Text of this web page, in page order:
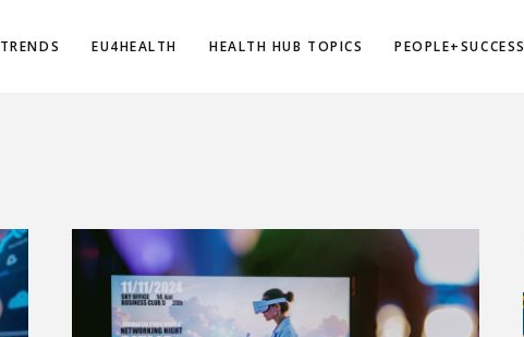
EU4HEALTH HEALTH HUB TOPICS PEOPLE+SUCCESS